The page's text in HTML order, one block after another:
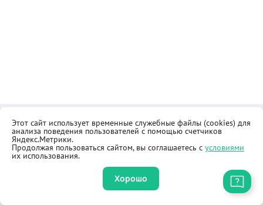
Контакты
Как купить
Общественная приёмная
Реквизиты
Оферта
Правила продажи товаров
Этот сайт использует временные служебные файлы (cookies) для
анализа поведения пользователей с помощью счетчиков
Яндекс.Метрики.
Продолжая пользоваться сайтом, вы соглашаетесь с условиями
их использования.
Хорошо